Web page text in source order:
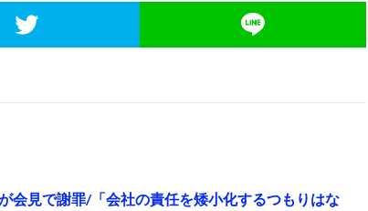
会見で謝罪/「会社の責任を矮小化するつもりはな